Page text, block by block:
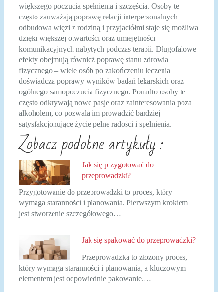
większego poczucia spełnienia i szczęścia. Osoby te
często zauważają poprawę relacji interpersonalnych –
odbudowa więzi z rodziną i przyjaciółmi staje się możliwa
dzięki większej otwartości oraz umiejętności
komunikacyjnych nabytych podczas terapii. Długofalowe
efekty obejmują również poprawę stanu zdrowia
fizycznego – wiele osób po zakończeniu leczenia
doświadcza poprawy wyników badań lekarskich oraz
ogólnego samopoczucia fizycznego. Ponadto osoby te
często odkrywają nowe pasje oraz zainteresowania poza
alkoholem, co pozwala im prowadzić bardziej
satysfakcjonujące życie pełne radości i spełnienia.
Zobacz podobne artykuły :
Jak się przygotować do
przeprowadzki?
Przygotowanie do przeprowadzki to proces, który
wymaga staranności i planowania. Pierwszym krokiem
jest stworzenie szczegółowego…
Jak się spakować do przeprowadzki?
Przeprowadzka to złożony proces,
który wymaga staranności i planowania, a kluczowym
elementem jest odpowiednie pakowanie.…